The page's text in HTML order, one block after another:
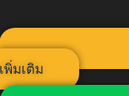
เพิ่มเติม